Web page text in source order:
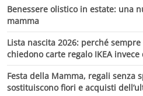
Benessere olistico in estate: una
mamma
Lista nascita 2026: perché
chiedono carte regalo IKEA
Festa della Mamma, regali senza
sostituiscono fiori e acquisti